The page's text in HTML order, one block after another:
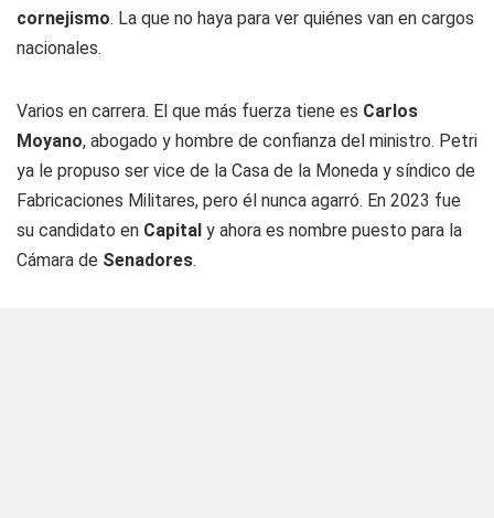
cornejismo. La que no haya para ver quiénes van en cargos
nacionales.
Varios en carrera. El que más fuerza tiene es Carlos
Moyano, abogado y hombre de confianza del ministro. Petri
ya le propuso ser vice de la Casa de la Moneda y síndico de
Fabricaciones Militares, pero él nunca agarró. En 2023 fue
su candidato en Capital y ahora es nombre puesto para la
Cámara de Senadores.